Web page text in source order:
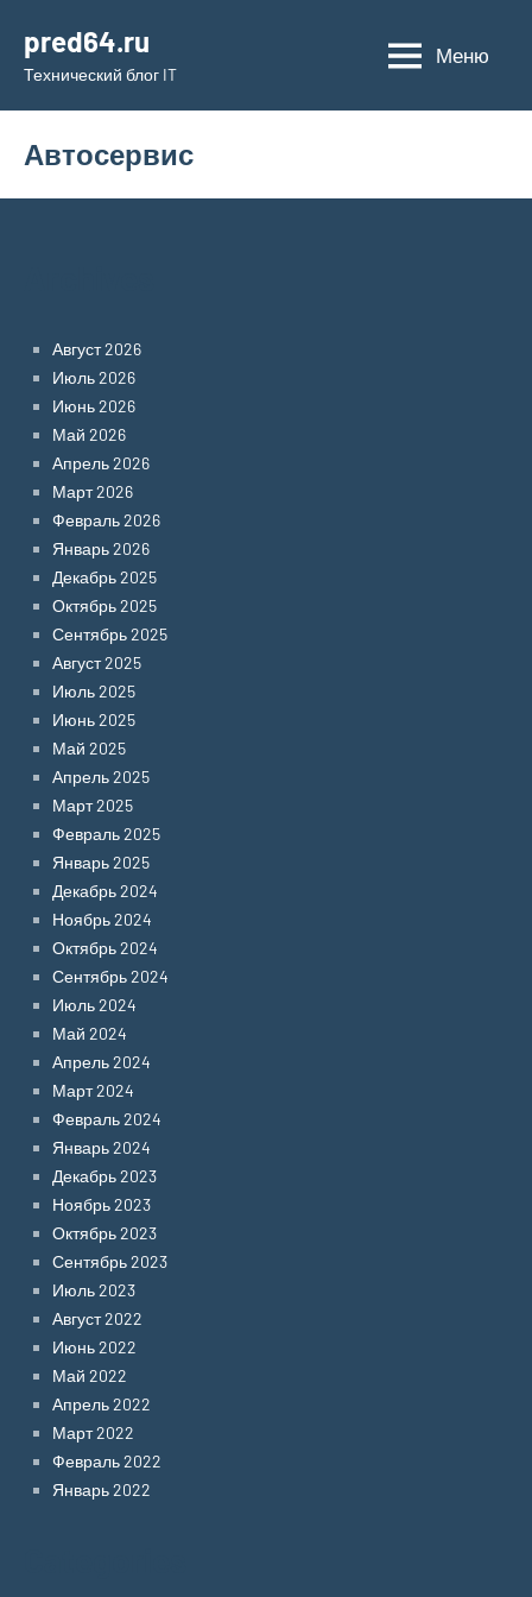
содержимому
pred64.ru
Технический блог IT
Меню
Автосервис
Август 2026
Июль 2026
Июнь 2026
Май 2026
Апрель 2026
Март 2026
Февраль 2026
Январь 2026
Декабрь 2025
Октябрь 2025
Сентябрь 2025
Август 2025
Июль 2025
Июнь 2025
Май 2025
Апрель 2025
Март 2025
Февраль 2025
Январь 2025
Декабрь 2024
Ноябрь 2024
Октябрь 2024
Сентябрь 2024
Июль 2024
Май 2024
Апрель 2024
Март 2024
Февраль 2024
Январь 2024
Декабрь 2023
Ноябрь 2023
Октябрь 2023
Сентябрь 2023
Июль 2023
Август 2022
Июнь 2022
Май 2022
Апрель 2022
Март 2022
Февраль 2022
Январь 2022